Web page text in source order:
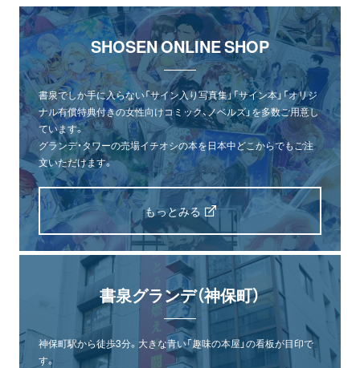
SHOSEN ONLINE SHOP
書泉でしか手に入らない「サイン入り写真集」「サイン本」「オリジ
ナル有償特典付きの女性向けコミック、ノベルズ」を多数ご用意し
ています。
グランデ・タワーの売場イチオシの本を日本中どこからでもご注
文いただけます。
もっとみる
書泉グランデ（神保町）
神保町駅から徒歩3分。大きな青い「趣味の本屋」の看板が目印で
す。